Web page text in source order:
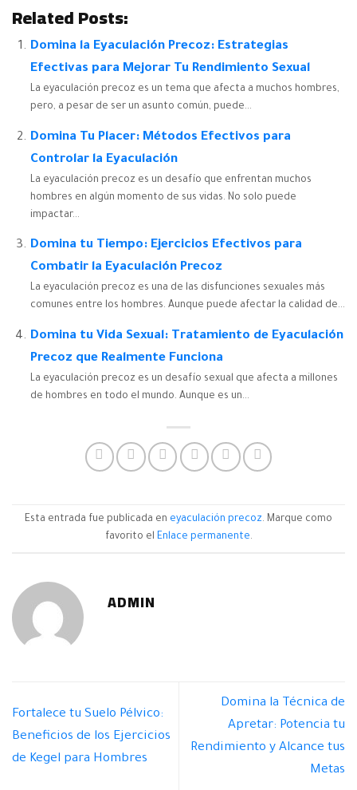
Related Posts:
Domina la Eyaculación Precoz: Estrategias
Efectivas para Mejorar Tu Rendimiento Sexual
La eyaculación precoz es un tema que afecta a muchos hombres,
pero, a pesar de ser un asunto común, puede...
Domina Tu Placer: Métodos Efectivos para
Controlar la Eyaculación
La eyaculación precoz es un desafío que enfrentan muchos
hombres en algún momento de sus vidas. No solo puede
impactar...
Domina tu Tiempo: Ejercicios Efectivos para
Combatir la Eyaculación Precoz
La eyaculación precoz es una de las disfunciones sexuales más
comunes entre los hombres. Aunque puede afectar la calidad de...
Domina tu Vida Sexual: Tratamiento de Eyaculación
Precoz que Realmente Funciona
La eyaculación precoz es un desafío sexual que afecta a millones
de hombres en todo el mundo. Aunque es un...
Esta entrada fue publicada en eyaculación precoz. Marque como
favorito el Enlace permanente.
ADMIN
Fortalece tu Suelo Pélvico:
Beneficios de los Ejercicios
de Kegel para Hombres
Domina la Técnica de
Apretar: Potencia tu
Rendimiento y Alcance tus
Metas